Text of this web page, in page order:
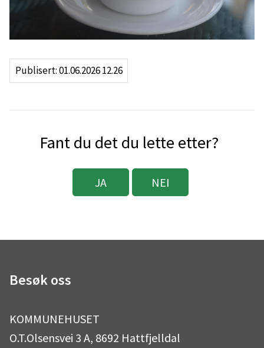
m
m
u
Publisert 01.06.2026 12.26
Fant du det du lette etter?
JA NEI
Besøk oss
KOMMUNEHUSET
O.T.Olsensvei 3 A, 8692 Hattfjelldal